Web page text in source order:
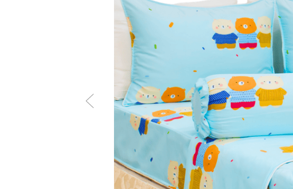
Để nước trong máy giặt đầy trước khi cho bột
Vệ sinh chăn ga gối định kỳ
Là (ủi) khi ga còn hơi ẩm. Là ở mặt trái nhằm
hướng dẫn là, ủi có đi kèm với ga để có thể
LƯU Ý:
Hình ảnh thật do THANHTHUY chụp, sẽ có sự